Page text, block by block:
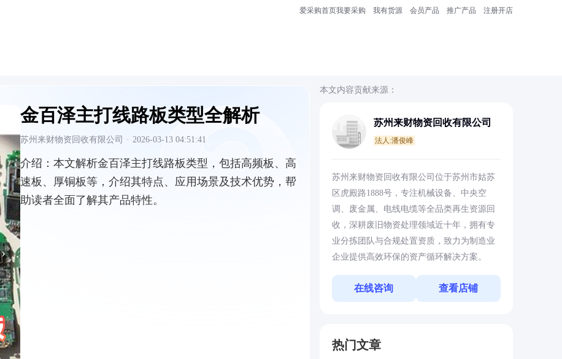
爱采购首页我要采购 我有货源 会员产品 推广产品 注册开店
›
金百泽主打线路板类型全解析
苏州来财物资回收有限公司 · 2026-03-13 04:51:41
介绍： 本文解析金百泽主打线路板类型，包括高频板、高
速板、厚铜板等，介绍其特点、应用场景及技术优势，帮
助读者全面了解其产品特性。
本文内容贡献来源：
苏州来财物资回收有限公司
法人:潘俊峰
苏州来财物资回收有限公司位于苏州市姑苏
区虎殿路1888号，专注机械设备、中央空
调、废金属、电线电缆等全品类再生资源回
收，深耕废旧物资处理领域近十年，拥有专
业分拣团队与合规处置资质，致力为制造业
企业提供高效环保的资产循环解决方案。
在线咨询 查看店铺
热门文章